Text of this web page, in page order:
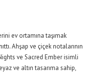
ev ortamına taşımak
Ahşap ve çiçek notalarının
ve Sacred Ember isimli
ve altın tasarıma sahip,